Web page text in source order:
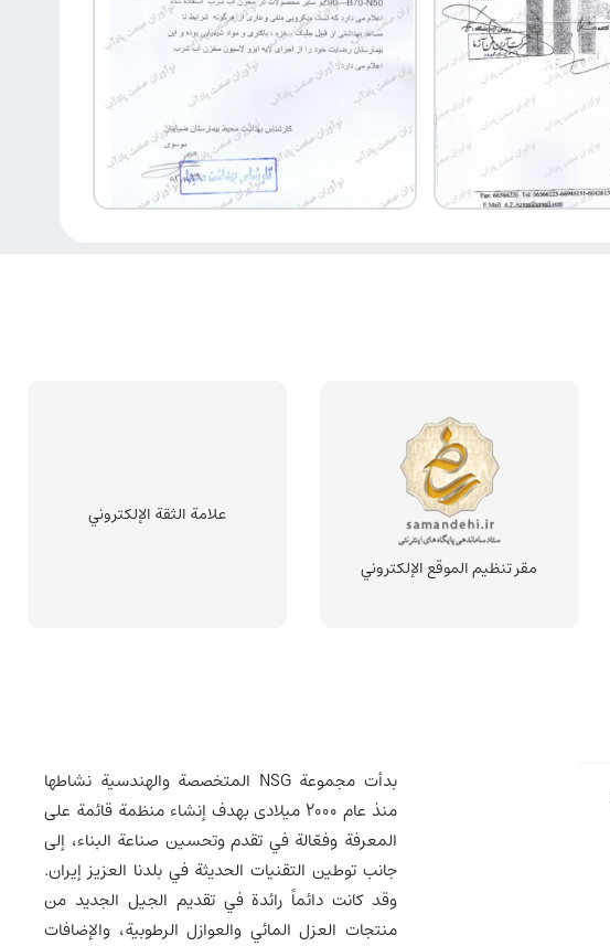
مقر تنظيم الموقع الإلكتروني
علامة الثقة الإلكتروني
بدأت مجموعة NSG المتخصصة والهندسية نشاطها
منذ عام 2000 میلادی بهدف إنشاء منظمة قائمة على
المعرفة وفعّالة في تقدم وتحسين صناعة البناء، إلى
جانب توطين التقنيات الحديثة في بلدنا العزيز إيران.
وقد كانت دائماً رائدة في تقديم الجيل الجديد من
منتجات العزل المائي والعوازل الرطوبية، والإضافات